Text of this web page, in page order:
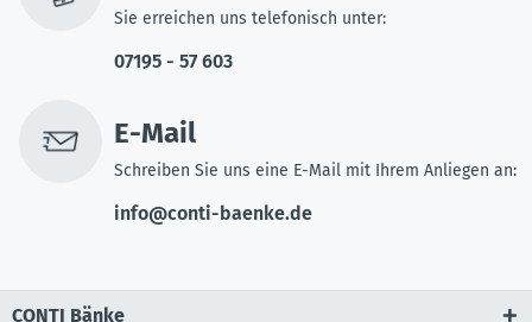
Sie erreichen uns telefonisch unter:
07195 - 57 603
E-Mail
Schreiben Sie uns eine E-Mail mit Ihrem Anliegen an:
info@conti-baenke.de
CONTI Bänke